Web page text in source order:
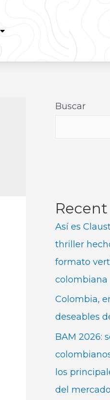
Buscar
Así es
thriller
formato
colombiana
Colombia,
deseables
BAM 2026:
los
del